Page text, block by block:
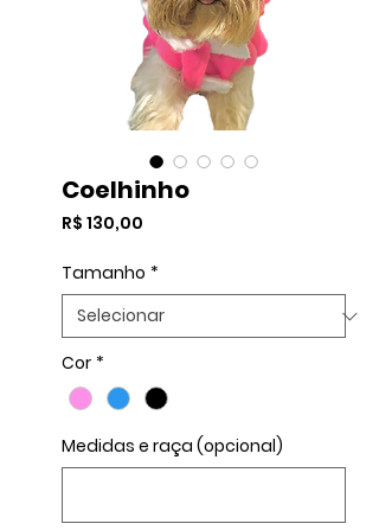
Coelhinho
R$ 130,00
Tamanho *
Cor *
Medidas e raça (opcional)